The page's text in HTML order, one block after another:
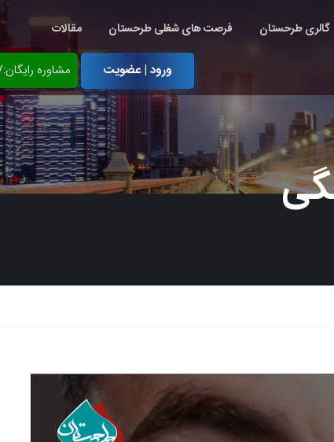
گالری طرحستان فرصت های شغلی طرحستان مقالات
ورود | عضویت مشاوره رایگان:86121397-021